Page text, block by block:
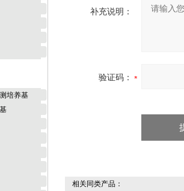
培养基
补充说明：
验证码：
相关同类产品：